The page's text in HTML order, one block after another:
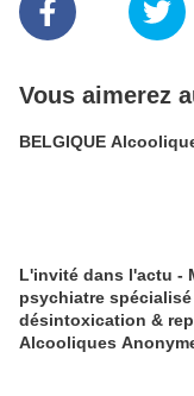
Vous aimerez
BELGIQUE
L'invité dans l'actu -
psychiatre spécialisé
désintoxication &
Alcooliques